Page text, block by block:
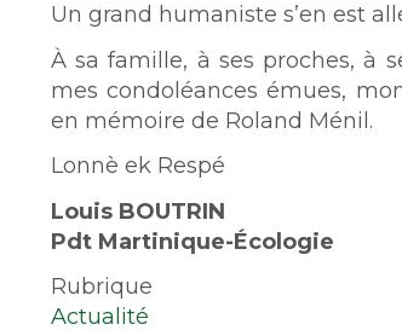
Un grand humaniste s’en est
À sa famille, à ses proches, à
mes condoléances émues,
en mémoire de Roland Ménil.
Lonnè ek Respé
Louis BOUTRIN
Pdt Martinique-Écologie
Rubrique
Actualité